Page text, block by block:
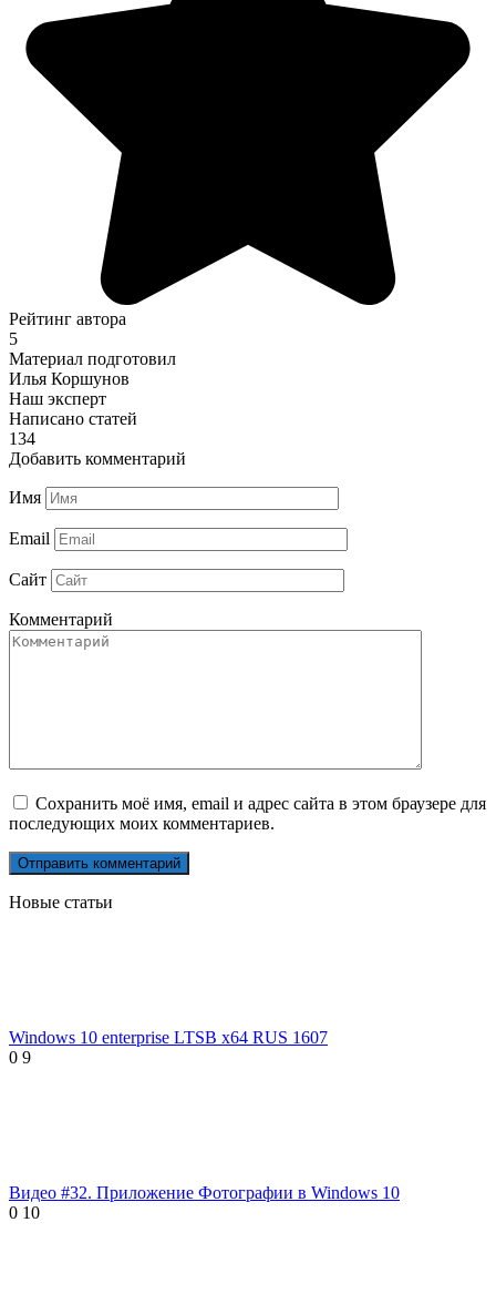
Рейтинг автора
5
Материал подготовил
Илья Коршунов
Наш эксперт
Написано статей
134
Добавить комментарий
Имя
Email
Сайт
Комментарий
Сохранить моё имя, email и адрес сайта в этом браузере для
последующих моих комментариев.
Новые статьи
Windows 10 enterprise LTSB x64 RUS 1607
0 9
Видео #32. Приложение Фотографии в Windows 10
0 10